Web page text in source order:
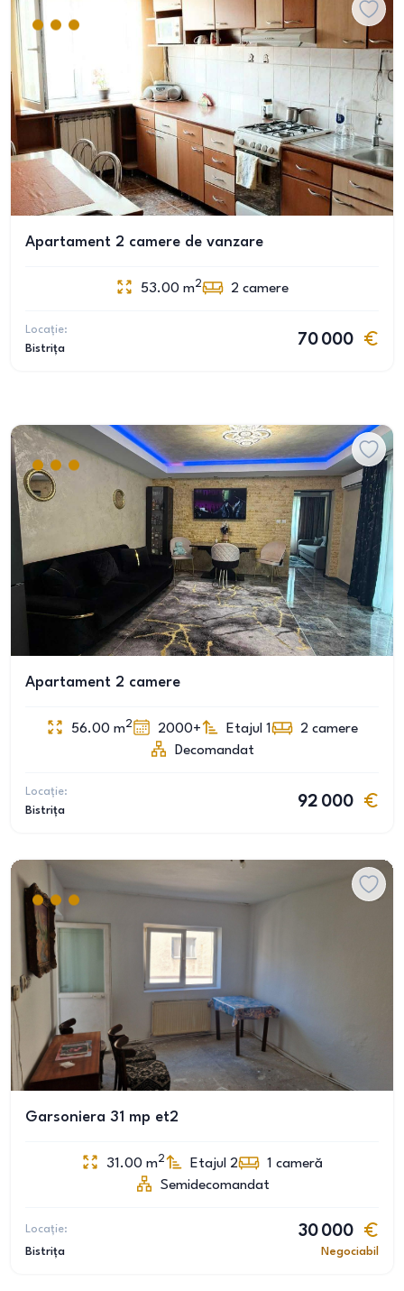
Apartament 2 camere de vanzare
53.00 m2 2 camere
Locație:
Bistrița
70 000
Apartament 2 camere
56.00 m2 2000+ Etajul 1 2 camere
Decomandat
Locație:
Bistrița
92 000
Garsoniera 31 mp et2
31.00 m2 Etajul 2 1 cameră
Semidecomandat
Locație:
Bistrița
30 000
Negociabil